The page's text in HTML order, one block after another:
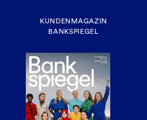
KUNDENMAGAZIN
BANKSPIEGEL